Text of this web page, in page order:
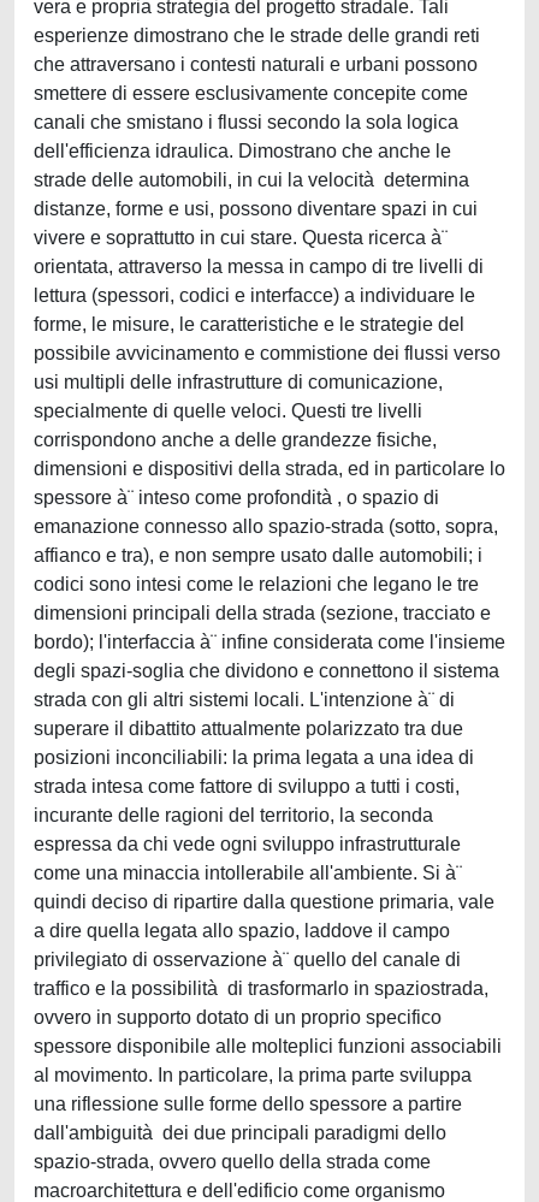
vera e propria strategia del progetto stradale. Tali
esperienze dimostrano che le strade delle grandi reti
che attraversano i contesti naturali e urbani possono
smettere di essere esclusivamente concepite come
canali che smistano i flussi secondo la sola logica
dell'efficienza idraulica. Dimostrano che anche le
strade delle automobili, in cui la velocità determina
distanze, forme e usi, possono diventare spazi in cui
vivere e soprattutto in cui stare. Questa ricerca à¨
orientata, attraverso la messa in campo di tre livelli di
lettura (spessori, codici e interfacce) a individuare le
forme, le misure, le caratteristiche e le strategie del
possibile avvicinamento e commistione dei flussi verso
usi multipli delle infrastrutture di comunicazione,
specialmente di quelle veloci. Questi tre livelli
corrispondono anche a delle grandezze fisiche,
dimensioni e dispositivi della strada, ed in particolare lo
spessore à¨ inteso come profondità , o spazio di
emanazione connesso allo spazio-strada (sotto, sopra,
affianco e tra), e non sempre usato dalle automobili; i
codici sono intesi come le relazioni che legano le tre
dimensioni principali della strada (sezione, tracciato e
bordo); l'interfaccia à¨ infine considerata come l'insieme
degli spazi-soglia che dividono e connettono il sistema
strada con gli altri sistemi locali. L'intenzione à¨ di
superare il dibattito attualmente polarizzato tra due
posizioni inconciliabili: la prima legata a una idea di
strada intesa come fattore di sviluppo a tutti i costi,
incurante delle ragioni del territorio, la seconda
espressa da chi vede ogni sviluppo infrastrutturale
come una minaccia intollerabile all'ambiente. Si à¨
quindi deciso di ripartire dalla questione primaria, vale
a dire quella legata allo spazio, laddove il campo
privilegiato di osservazione à¨ quello del canale di
traffico e la possibilità di trasformarlo in spaziostrada,
ovvero in supporto dotato di un proprio specifico
spessore disponibile alle molteplici funzioni associabili
al movimento. In particolare, la prima parte sviluppa
una riflessione sulle forme dello spessore a partire
dall'ambiguità dei due principali paradigmi dello
spazio-strada, ovvero quello della strada come
macroarchitettura e dell'edificio come organismo